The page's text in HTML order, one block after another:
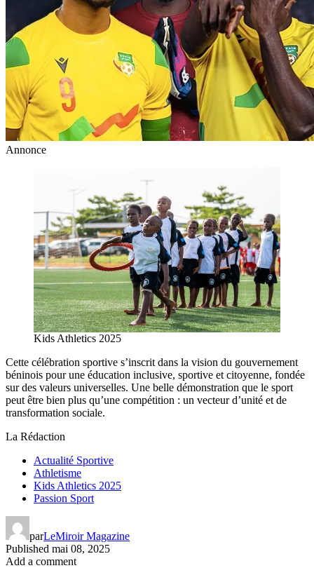
Annonce
Kids Athletics 2025
Cette célébration sportive s’inscrit dans la vision du gouvernement
béninois pour une éducation inclusive, sportive et citoyenne, fondée
sur des valeurs universelles. Une belle démonstration que le sport
peut être bien plus qu’une compétition : un vecteur d’unité et de
transformation sociale.
La Rédaction
Actualité Sportive
Athletisme
Kids Athletics 2025
Passion Sport
parLeMiroir Magazine
Published mai 08, 2025
Add a comment